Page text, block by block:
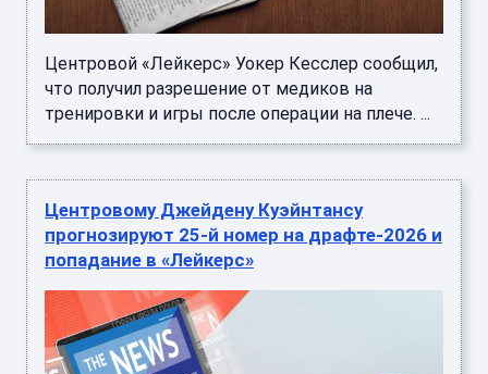
Центровой «Лейкерс» Уокер Кесслер сообщил,
что получил разрешение от медиков на
тренировки и игры после операции на плече. ...
Центровому Джейдену Куэйнтансу
прогнозируют 25-й номер на драфте-2026 и
попадание в «Лейкерс»